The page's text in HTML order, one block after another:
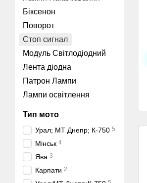
Біксенон
Поворот
Стоп сигнал
Модуль Світлодіодний
Лента діодна
Патрон Лампи
Лампи освітлення
Тип мото
Урал; МТ Днепр; К-750 5
Мінськ 4
Ява 3
Карпати 2